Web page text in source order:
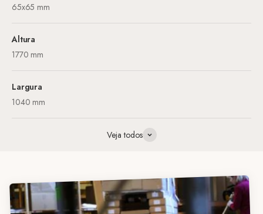
65x65 mm
Altura
1770 mm
Largura
1040 mm
Veja todos